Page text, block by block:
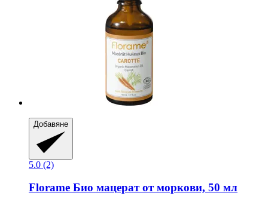
Добавяне
5.0 (2)
Florame Био мацерат от моркови, 50 мл